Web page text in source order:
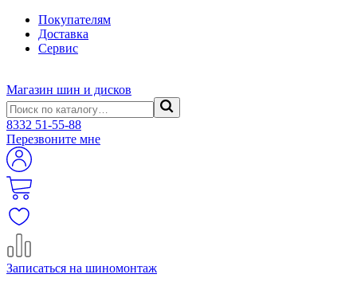
Покупателям
Доставка
Сервис
Магазин шин и дисков
8332 51-55-88
Перезвоните мне
Записаться на шиномонтаж